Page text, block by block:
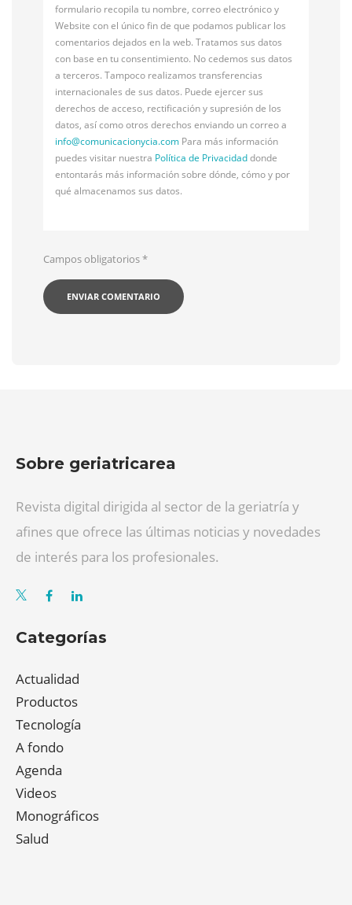
formulario recopila tu nombre, correo electrónico y
Website con el único fin de que podamos publicar los
comentarios dejados en la web. Tratamos sus datos
con base en tu consentimiento. No cedemos sus datos
a terceros. Tampoco realizamos transferencias
internacionales de sus datos. Puede ejercer sus
derechos de acceso, rectificación y supresión de los
datos, así como otros derechos enviando un correo a
info@comunicacionycia.com Para más información
puedes visitar nuestra Política de Privacidaddonde
entontarás más información sobre dónde, cómo y por
qué almacenamos sus datos.
Campos obligatorios*
Sobre geriatricarea
Revista digital dirigida al sector de la geriatría y
afines que ofrece las últimas noticias y novedades
de interés para los profesionales.
Categorías
Actualidad
Productos
Tecnología
A fondo
Agenda
Videos
Monográficos
Salud